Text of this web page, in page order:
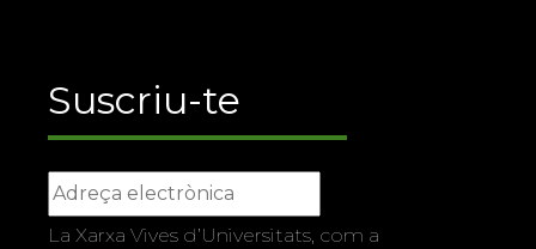
Suscriu-te
La Xarxa Vives d’Universitats, com a